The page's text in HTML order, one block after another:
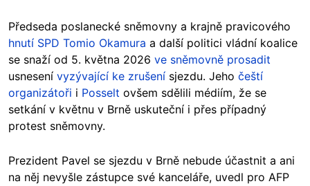
Předseda poslanecké sněmovny a krajně pravicového
hnutí SPD Tomio Okamura a další politici vládní koalice
se snaží od 5. května 2026 ve sněmovně prosadit
usnesení vyzývající ke zrušení sjezdu. Jeho čeští
organizátoři i Posselt ovšem sdělili médiím, že se
setkání v květnu v Brně uskuteční i přes případný
protest sněmovny.
Prezident Pavel se sjezdu v Brně nebude účastnit a ani
na něj nevyšle zástupce své kanceláře, uvedl pro AFP